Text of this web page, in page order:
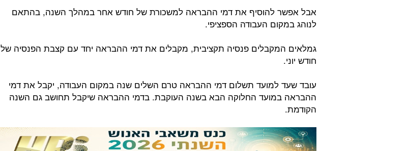
אבל אפשר להוסיף את דמי ההבראה למשכורת של חודש אחר במהלך השנה, בהתאם
לנוהג במקום העבודה הספציפי.
גמלאים המקבלים פנסיה תקציבית, מקבלים את דמי ההבראה יחד עם קצבת הפנסיה של
חודש יוני.
עובד שעד למועד תשלום דמי ההבראה טרם השלים שנה במקום העבודה, יקבל את דמי
ההבראה במועד החלוקה הבא בשנה העוקבת. בדמי ההבראה שיקבל תחושב גם השנה
הקודמת.